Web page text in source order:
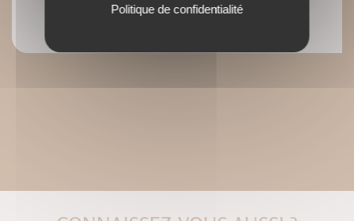
Topoguide du corps humain - Troisième édition
Politique de confidentialité